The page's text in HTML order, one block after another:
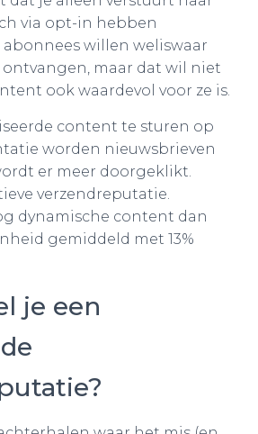
via opt-in hebben
abonnees willen weliswaar
maar dat wil niet
ook waardevol voor ze is.
content te sturen op
worden nieuwsbrieven
er meer doorgeklikt.
verzendreputatie.
dynamische content dan
gemiddeld met 13%
je een